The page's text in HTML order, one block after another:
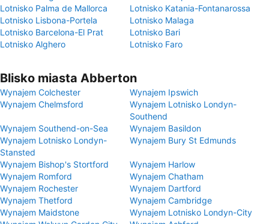
Lotnisko Palma de Mallorca
Lotnisko Katania-Fontanarossa
Lotnisko Lisbona-Portela
Lotnisko Malaga
Lotnisko Barcelona-El Prat
Lotnisko Bari
Lotnisko Alghero
Lotnisko Faro
Blisko miasta Abberton
Wynajem Colchester
Wynajem Ipswich
Wynajem Chelmsford
Wynajem Lotnisko Londyn-
Southend
Wynajem Southend-on-Sea
Wynajem Basildon
Wynajem Lotnisko Londyn-
Stansted
Wynajem Bury St Edmunds
Wynajem Bishop's Stortford
Wynajem Harlow
Wynajem Romford
Wynajem Chatham
Wynajem Rochester
Wynajem Dartford
Wynajem Thetford
Wynajem Cambridge
Wynajem Maidstone
Wynajem Lotnisko Londyn-City